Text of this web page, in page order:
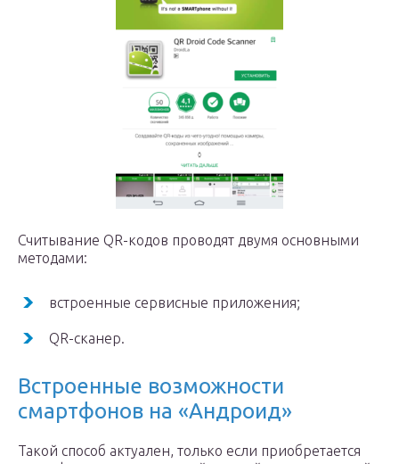
Считывание QR-кодов проводят двумя основными
методами:
встроенные сервисные приложения;
QR-сканер.
Встроенные возможности
смартфонов на «Андроид»
Такой способ актуален, только если приобретается